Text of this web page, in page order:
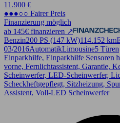
11.900 €
●●●○○ Fairer Preis
Finanzierung möglich
ab 145€ finanzieren ↗
Benzin200 PS (147 kW)114.152 km
03/2016AutomatikLimousine5 Türen
Einparkhilfe, Einparkhilfe Sensoren
vorne, Fernlichtassistent, Garantie,
Scheinwerfer, LED-Scheinwerfer,
Scheckheftgepflegt, Sitzheizung,
Assistent, Voll-LED Scheinwerfer